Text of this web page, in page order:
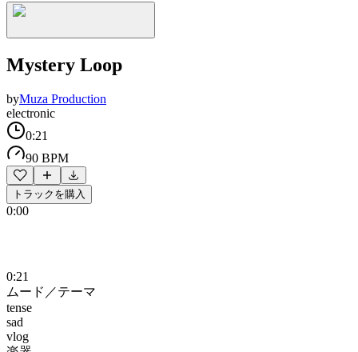
Mystery Loop
byMuza Production
electronic
0:21
90 BPM
トラックを購入
0:00
0:21
ムード／テーマ
tense
sad
vlog